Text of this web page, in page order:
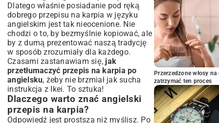
Przypraw
Czasowniki i Zwroty Opisujące Metody
Gotowania
Pomysły na Podanie i Wariacje Karpia w
Angielskojęzycznym Świecie
Sosy i Dodatki Idealne do Karpia
Pieczony Karp vs. Karp w Galarecie:
Różnice Kulinarne
Praktyczne Porady i Najczęściej
Zadawane Pytania (FAQ) w Języku
Angielskim
Dlatego właśnie posiadanie pod ręką
dobrego przepisu na karpia w języku
angielskim jest tak nieocenione. Nie
chodzi o to, by bezmyślnie kopiować, ale
by z dumą prezentować naszą tradycję
w sposób zrozumiały dla każdego.
Czasami zastanawiam się, jak
przetłumaczyć przepis na karpia po
angielsku, żeby nie brzmiał jak sucha
instrukcja z Ikei. To sztuka!
Dlaczego warto znać angielski
przepis na karpia?
Odpowiedź jest prostsza niż myślisz. Po
Przerzedzone włosy
zatrzymać ten proces